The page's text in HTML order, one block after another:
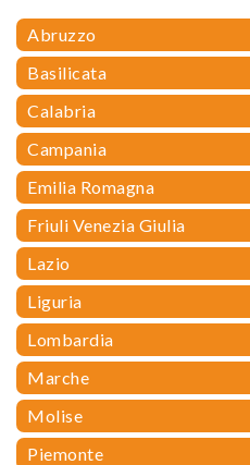
Abruzzo
Basilicata
Calabria
Campania
Emilia Romagna
Friuli Venezia Giulia
Lazio
Liguria
Lombardia
Marche
Molise
Piemonte